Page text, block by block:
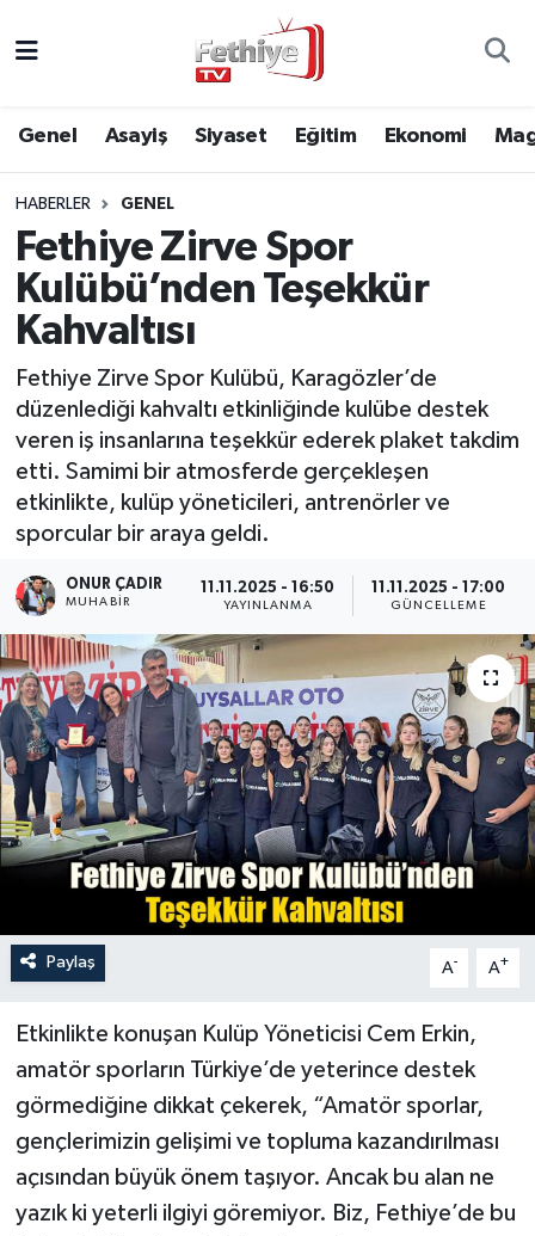
Genel Asayiş Siyaset Eğitim Ekonomi
HABERLER GENEL
Fethiye Zirve Spor
Kulübü’nden Teşekkür
Kahvaltısı
Fethiye Zirve Spor Kulübü, Karagözler’de
düzenlediği kahvaltı etkinliğinde kulübe destek
veren iş insanlarına teşekkür ederek plaket takdim
etti. Samimi bir atmosferde gerçekleşen
etkinlikte, kulüp yöneticileri, antrenörler ve
sporcular bir araya geldi.
ONUR ÇADIR
MUHABİR
11.11.2025 - 16:50
YAYINLANMA
11.11.2025 - 17:00
GÜNCELLEME
Paylaş A- A+
Etkinlikte konuşan Kulüp Yöneticisi Cem Erkin,
amatör sporların Türkiye’de yeterince destek
görmediğine dikkat çekerek, “Amatör sporlar,
gençlerimizin gelişimi ve topluma kazandırılması
açısından büyük önem taşıyor. Ancak bu alan ne
yazık ki yeterli ilgiyi göremiyor. Biz, Fethiye’de bu
Asayiş
Eğitim
Ekonomi
Kültür
Magazin
Spor
Turizm
Muğla Hava Durumu
Muğla Namaz Vakitleri
Muğla Trafik Yoğunluk Haritası
Süper Lig Puan Durumu ve Fikstür
Tüm Manşetler
Son Dakika Haberleri
Haber Arşivi